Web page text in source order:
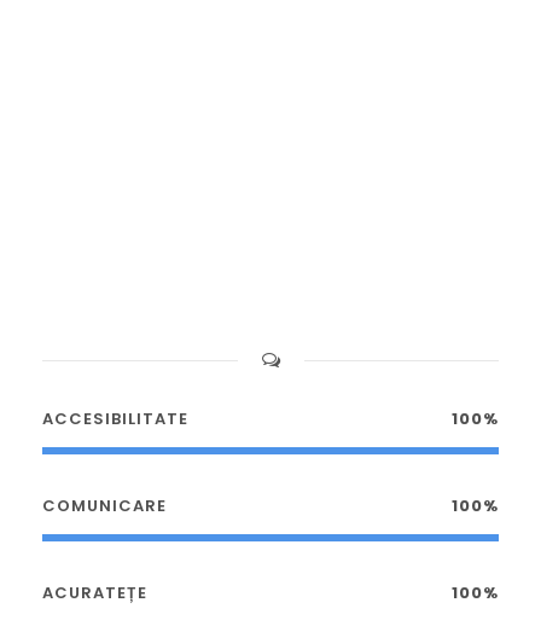
ACCESIBILITATE 100%
COMUNICARE 100%
ACURATEȚE 100%